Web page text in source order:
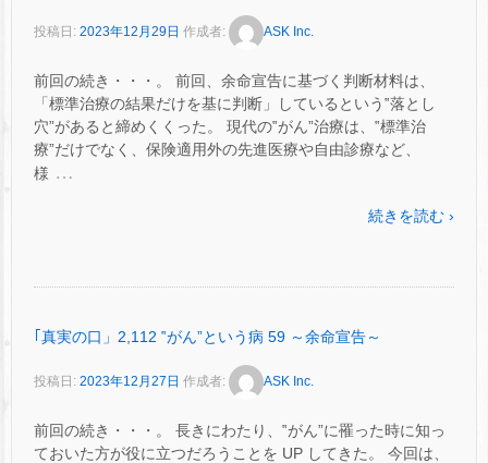
投稿日: 2023年12月29日 作成者: ASK Inc.
前回の続き・・・。 前回、余命宣告に基づく判断材料は、
「標準治療の結果だけを基に判断」しているという‟落とし
穴”があると締めくくった。 現代の‟がん”治療は、‟標準治
療”だけでなく、保険適用外の先進医療や自由診療など、
様 …
続きを読む ›
｢真実の口」2,112 ‟がん”という病 59 ～余命宣告～
投稿日: 2023年12月27日 作成者: ASK Inc.
前回の続き・・・。 長きにわたり、‟がん”に罹った時に知っ
ておいた方が役に立つだろうことを UP してきた。 今回は、